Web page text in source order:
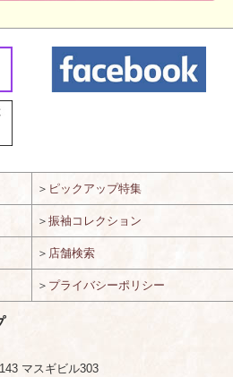
＞ ピックアップ特集
＞ 振袖コレクション
＞ 店舗検索
＞ プライバシーポリシー
マスギビル303